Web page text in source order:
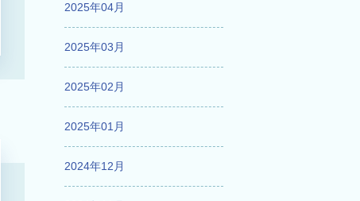
2025年04月
2025年03月
2025年02月
2025年01月
2024年12月